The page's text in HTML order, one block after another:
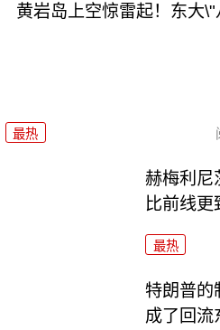
黄岩岛上空惊雷起！东大
最热
赫梅利尼
比前线更
最热
特朗普的
成了回流